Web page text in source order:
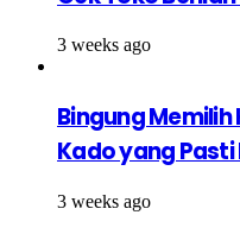
3 weeks ago
Bingung Memilih
Kado yang
3 weeks ago